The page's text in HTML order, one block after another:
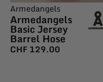
Armedangels
Armedangels
Basic Jersey
Barrel Hose
CHF129.00